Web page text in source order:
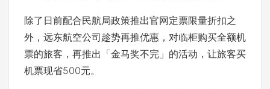
除了日前配合民航局政策推出官网定票限量折扣之
外，远东航空公司趁势再推优惠，对临柜购买全额机
票的旅客，再推出「金马奖不完」的活动，让旅客买
机票现省500元。